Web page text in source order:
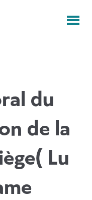
du
de la
Lu